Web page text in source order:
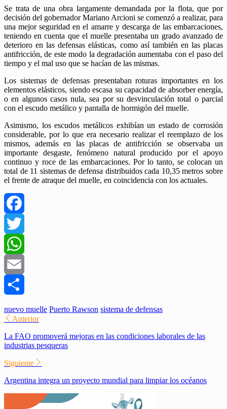
Se trata de una obra largamente demandada por la flota, que por
decisión del gobernador Mariano Arcioni se comenzó a realizar, para
una mejor seguridad en el amarre y descarga de las embarcaciones,
teniendo en cuenta que el muelle presentaba un grado avanzado de
deterioro en las defensas elásticas, como así también en las placas
antifricción, de este modo la degradación aumentaba con el paso del
tiempo y el mal uso que se hacían de las mismas.
Los sistemas de defensas presentaban roturas importantes en los
elementos elásticos, siendo escasa su capacidad de absorber energía,
o en algunos casos nula, sea por su desvinculación total o parcial
con el escudo metálico y pantalla de hormigón del muelle.
Asimismo, los escudos metálicos exhibían un estado de corrosión
considerable, por lo que era necesario realizar el reemplazo de los
mismos, además en las placas de antifricción se observaba un
importante desgaste, fenómeno natural producido por el apoyo
continuo y roce de las embarcaciones. Por lo tanto, se colocan un
total de 11 sistemas de defensa distribuidos cada 10,35 metros sobre
el frente de atraque del muelle, en coincidencia con los actuales.
Facebook
Twitter
WhatsApp
Email
nuevo muelle Puerto Rawson sistema de defensas
Anterior
La FAO promoverá mejoras en las condiciones laborales de las
industrias pesqueras
Siguiente
Argentina integra un proyecto mundial para limpiar los océanos